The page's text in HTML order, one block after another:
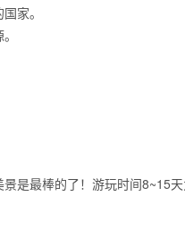
家。
是最棒的了！游玩时间8~15天